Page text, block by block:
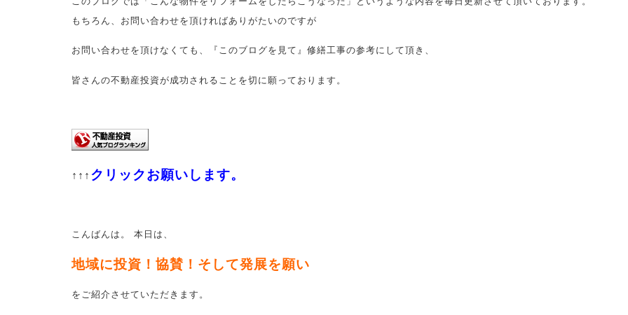
もちろん、お問い合わせを頂ければありがたいのですが
お問い合わせを頂けなくても、『このブログを見て』修繕工事の参考にして頂き、
皆さんの不動産投資が成功されることを切に願っております。
↑↑↑ クリックお願いします。
こんばんは。 本日は、
地域に投資！協賛！そして発展を願い
をご紹介させていただきます。